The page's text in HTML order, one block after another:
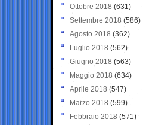
Ottobre 2018 (631)
Settembre 2018 (586)
Agosto 2018 (362)
Luglio 2018 (562)
Giugno 2018 (563)
Maggio 2018 (634)
Aprile 2018 (547)
Marzo 2018 (599)
Febbraio 2018 (571)